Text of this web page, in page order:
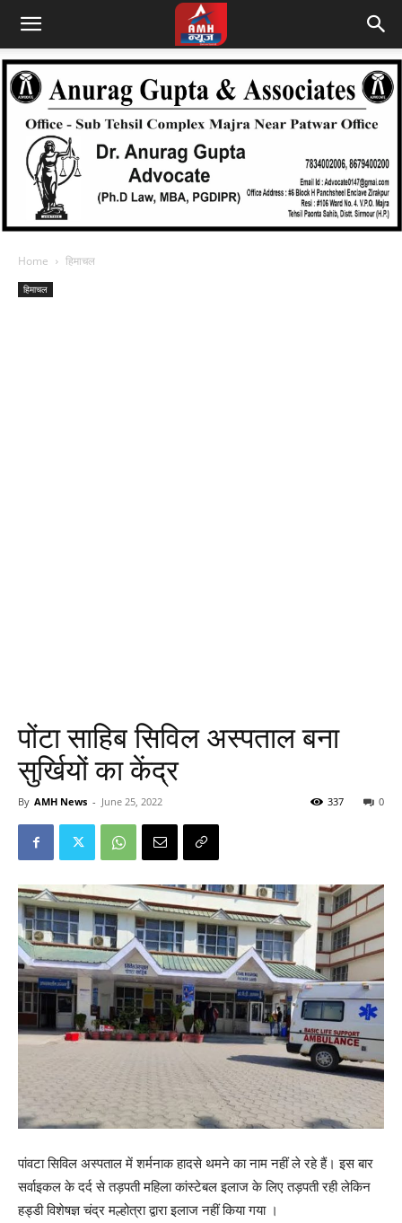
Home हिमाचल
हिमाचल
पोंटा साहिब सिविल अस्पताल बना
सुर्खियों का केंद्र
By AMH News - June 25, 2022 0
337
पांवटा सिविल अस्पताल में शर्मनाक हादसे थमने का नाम नहीं ले रहे हैं। इस बार
सर्वाइकल के दर्द से तड़पती महिला कांस्टेबल इलाज के लिए तड़पती रही लेकिन
हड्डी विशेषज्ञ चंद्र मल्होत्रा द्वारा इलाज नहीं किया गया ।